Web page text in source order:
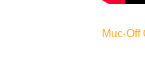
Muc-Off